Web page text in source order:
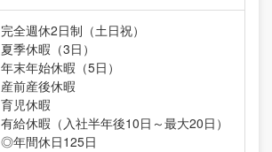
完全週休2日制（土日祝）
夏季休暇（3日）
年末年始休暇（5日）
産前産後休暇
育児休暇
有給休暇（入社半年後10日～最大20日）
◎年間休日125日